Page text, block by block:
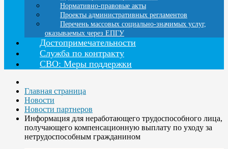
Нормативно-правовые акты
Проекты административных регламентов
Перечень массовых социально-значимых услуг,
оказываемых через ЕПГУ
Достопримечательности
Служба по контракту
СВО: Меры поддержки
Главная страница
Новости
Новости партнеров
Информация для неработающего трудоспособного лица,
получающего компенсационную выплату по уходу за
нетрудоспособным гражданином